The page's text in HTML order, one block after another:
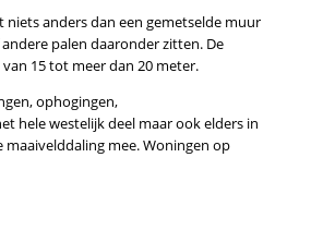
anders dan een gemetselde muur
palen daaronder zitten. De
15 tot meer dan 20 meter.
ophogingen,
hele westelijk deel maar ook elders in
maaivelddaling mee. Woningen op